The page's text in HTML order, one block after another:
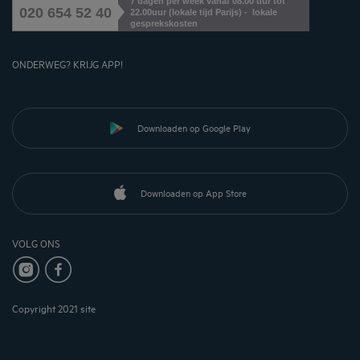
020 654 52 40
22.00uur (lokale tijd Parijs) - lokale
gesprekskosten
ONDERWEG? KRIJG APP!
Downloaden op Google Play
Downloaden op App Store
VOLG ONS
Copyright 2021 site